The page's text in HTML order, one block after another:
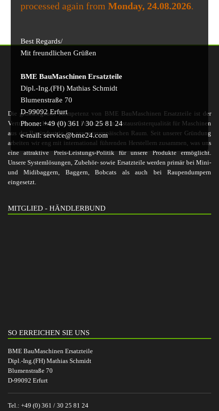
processed again fromMonday, 24.08.2026.
Best Regards/
Mit freundlichen Grüßen
BME BauMaschinen Ersatzteile
Dipl.-Ing.(FH) Mathias Schmidt
Blumenstraße 70
D-99092 Erfurt
Phone: +49 (0) 361 / 30 25 81 24
e-mail: service@bme24.com
Die grundlegende Kompetenz von BME BauMaschinen Ersatzteile ist der
Vertrieb von hochwertigen Produkten in Erstausrüsterqualität für Maschinen
aus der Bauindustrie im gesamteuropäischen Raum. Seit unserer Gründung
arbeiten wir eng mit international führenden Herstellern zusammen, was uns
eine attraktive Preis-Leistungs-Politik für unsere Produkte ermöglicht.
Unsere Systemlösungen, Zubehör- sowie Ersatzteile werden primär bei Mini-
und Midibaggern, Baggern, Bobcats als auch bei Raupendumpern
eingesetzt.
MITGLIED - HÄNDLERBUND
SO ERREICHEN SIE UNS
BME BauMaschinen Ersatzteile
Dipl.-Ing.(FH) Mathias Schmidt
Blumenstraße 70
D-99092 Erfurt
Tel.: +49 (0) 361 / 30 25 81 24